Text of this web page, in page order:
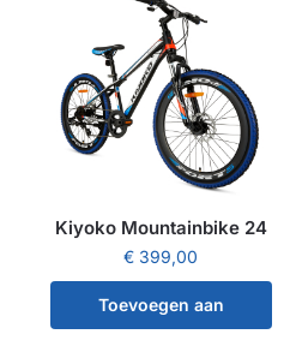
Kiyoko Mountainbike 24
€ 399,00
Toevoegen aan